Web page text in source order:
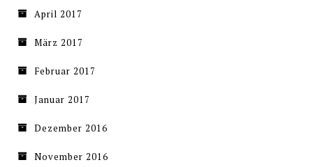
April 2017
März 2017
Februar 2017
Januar 2017
Dezember 2016
November 2016